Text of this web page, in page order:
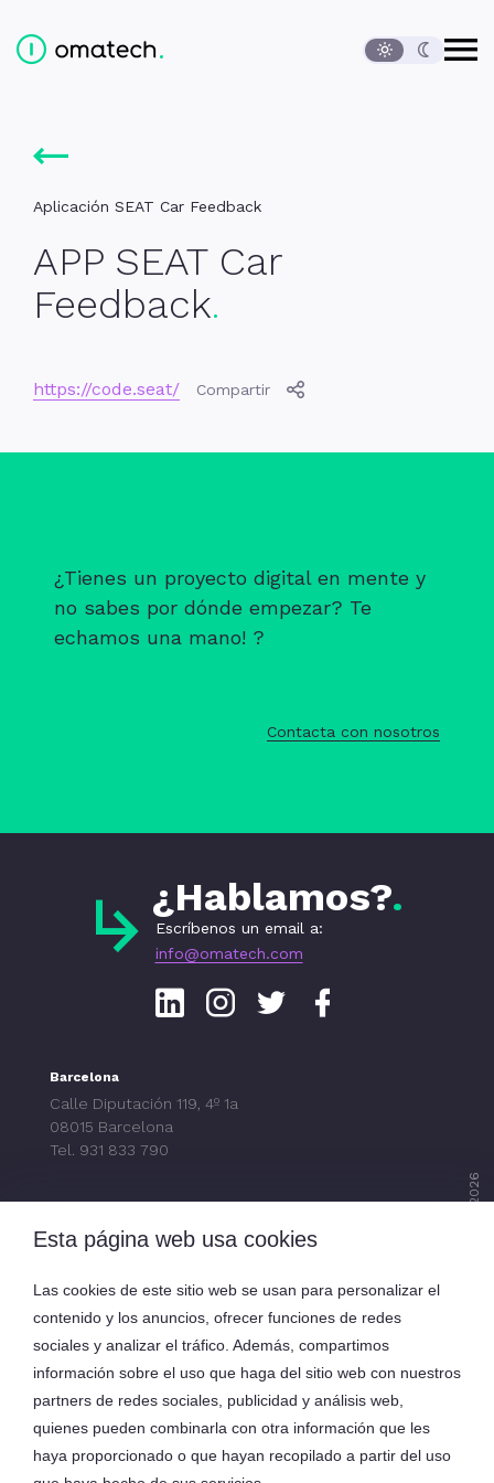
Ediversa Tech, S.L.
Contenido de la página
Aplicación SEAT Car Feedback
APP SEAT Car
Feedback
https://code.seat/ Compartir
¿Tienes un proyecto digital en mente y
no sabes por dónde empezar? Te
echamos una mano! ?
Contacta con nosotros
¿Hablamos?
Escríbenos un email a:
info@omatech.com
LinkedinInstagram
Twitter
Barcelona
Calle Diputación 119, 4º 1a
08015 Barcelona
Tel. 931 833 790
Menú
Servicios
Oma Technologies S.L. eDiversa Group
Ediversa Tech S.L. © 2026
Esta página web usa cookies
Las cookies de este sitio web se usan para personalizar el
contenido y los anuncios, ofrecer funciones de redes
sociales y analizar el tráfico. Además, compartimos
información sobre el uso que haga del sitio web con nuestros
partners de redes sociales, publicidad y análisis web,
quienes pueden combinarla con otra información que les
haya proporcionado o que hayan recopilado a partir del uso